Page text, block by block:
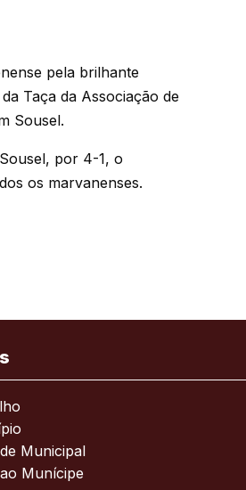
pela brilhante
Taça da Associação de
Sousel.
por 4-1, o
os marvanenses.
Municipal
Munícipe